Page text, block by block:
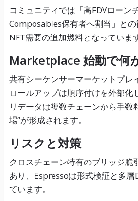
コミュニティでは「高FDVローン
Composables保有者へ割当」との
NFT需要の追加燃料となっています
Marketplace 始動で何
共有シーケンサーマーケットプレ
ロールアップは順序付けを外部化
リデータは複数チェーンから手数
場”が形成されます。
リスクと対策
クロスチェーン特有のブリッジ脆
あり、Espressoは形式検証と多層
ています。